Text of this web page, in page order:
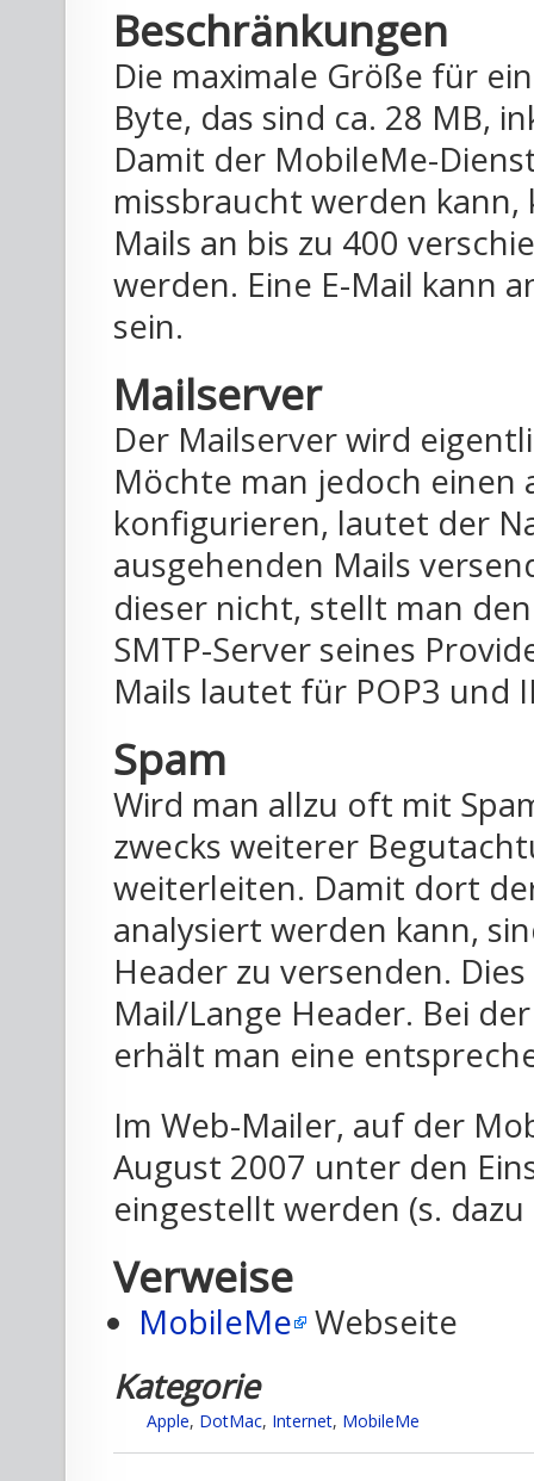
Beschränkungen
Die maximale Größe für
Byte, das sind ca. 28 MB,
Damit der MobileMe-
missbraucht werden
Mails an bis zu 400
werden. Eine E-Mail kann
sein.
Mailserver
Der Mailserver wird
Möchte man jedoch einen
konfigurieren, lautet der
ausgehenden Mails
dieser nicht, stellt man
SMTP-Server seines
Mails lautet für POP3 und
Spam
Wird man allzu oft mit
zwecks weiterer
weiterleiten. Damit dort
analysiert werden kann,
Header zu versenden.
Mail/Lange Header. Bei
erhält man eine
Im Web-Mailer, auf der
August 2007 unter den
eingestellt werden (s.
Verweise
MobileMe Webseite
Kategorie
Apple, DotMac, Internet, MobileMe